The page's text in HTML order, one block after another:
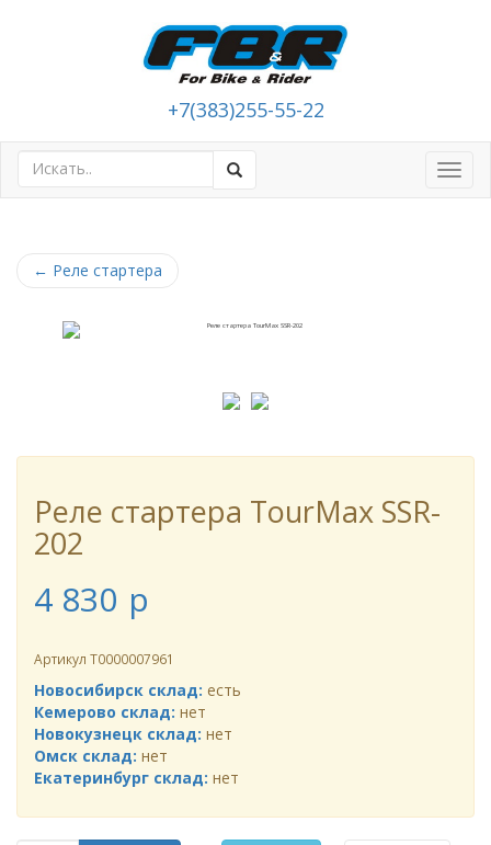
+7(383)255-55-22
← Реле стартера
Реле стартера TourMax SSR-
202
4 830 p
Артикул Т0000007961
Новосибирск склад: есть
Кемерово склад: нет
Новокузнецк склад: нет
Омск склад: нет
Екатеринбург склад: нет